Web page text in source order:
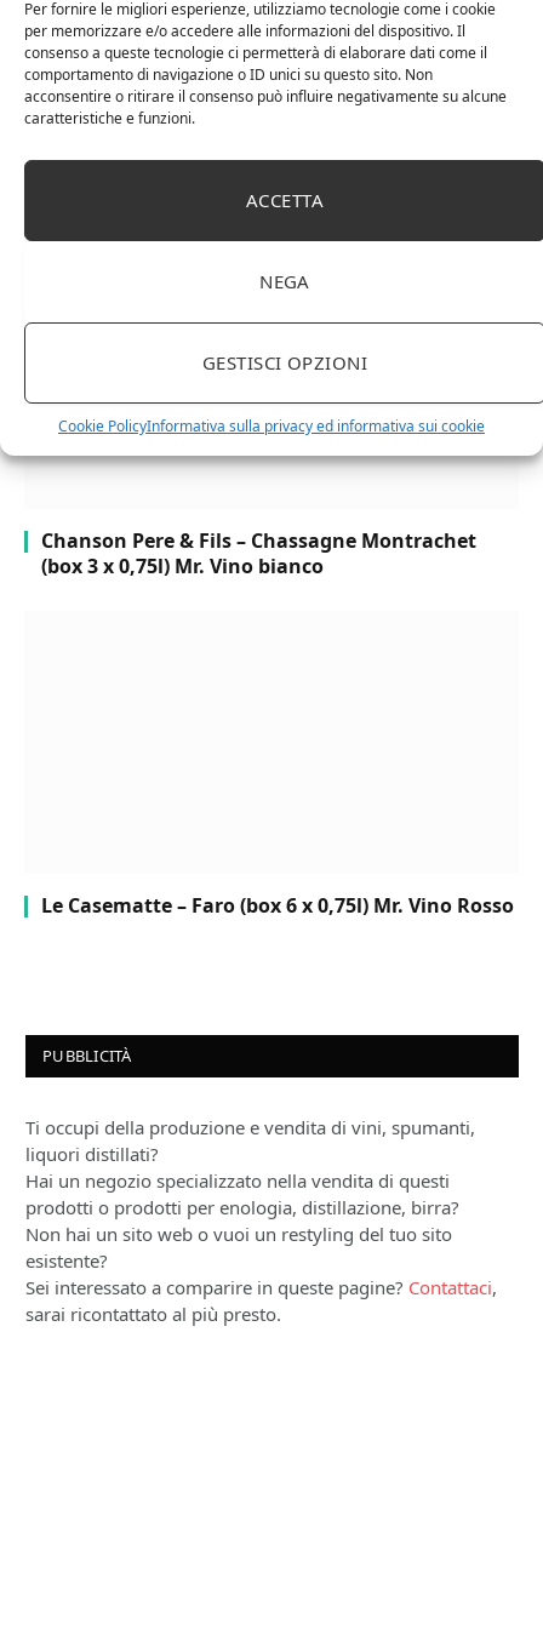
Per fornire le migliori esperienze, utilizziamo tecnologie come i cookie
per memorizzare e/o accedere alle informazioni del dispositivo. Il
consenso a queste tecnologie ci permetterà di elaborare dati come il
comportamento di navigazione o ID unici su questo sito. Non
acconsentire o ritirare il consenso può influire negativamente su alcune
caratteristiche e funzioni.
ACCETTA
NEGA
GESTISCI OPZIONI
Cookie PolicyInformativa sulla privacy ed informativa sui cookie
Bottiglia Numerata, Produzione Limitata, 750 Ml
Chanson Pere & Fils – Chassagne Montrachet
(box 3 x 0,75l) Mr. Vino bianco
Le Casematte – Faro (box 6 x 0,75l) Mr. Vino Rosso
PUBBLICITÀ
Ti occupi della produzione e vendita di vini, spumanti,
liquori distillati?
Hai un negozio specializzato nella vendita di questi
prodotti o prodotti per enologia, distillazione, birra?
Non hai un sito web o vuoi un restyling del tuo sito
esistente?
Sei interessato a comparire in queste pagine? Contattaci,
sarai ricontattato al più presto.